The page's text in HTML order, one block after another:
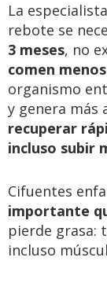
La
rebote se
3 meses, no
comen
organismo
y genera más
recuperar
incluso subir
Cifuentes
importante
pierde grasa:
incluso